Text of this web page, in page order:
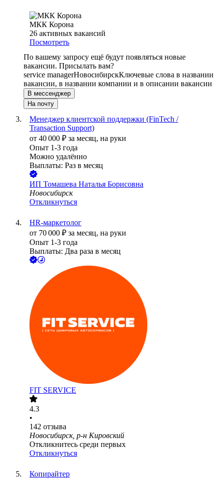
МКК Корона
26 активных вакансий
Посмотреть
По вашему запросу ещё будут появляться новые
вакансии. Присылать вам?
service managerНовосибирскКлючевые слова в названии
вакансии, в названии компании и в описании вакансии
В мессенджер
На почту
Менеджер клиентской поддержки (FinTech /
Transaction Support)
от 40 000 ₽ за месяц, на руки
Опыт 1-3 года
Можно удалённо
Выплаты: Раз в месяц
ИП Томашева Наталья Борисовна
Новосибирск
Откликнуться
HR-маркетолог
от 70 000 ₽ за месяц, на руки
Опыт 1-3 года
Выплаты: Два раза в месяц
FIT SERVICE
4.3
•
142 отзыва
Новосибирск, р-н Кировский
Откликнитесь среди первых
Откликнуться
Копирайтер